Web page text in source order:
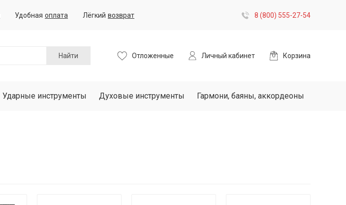
Удобная оплата Лёгкий возврат 8 (800) 555-27-54
Найти Отложенные Личный кабинет Корзина
Ударные инструменты Духовые инструменты Гармони, баяны, аккордеоны